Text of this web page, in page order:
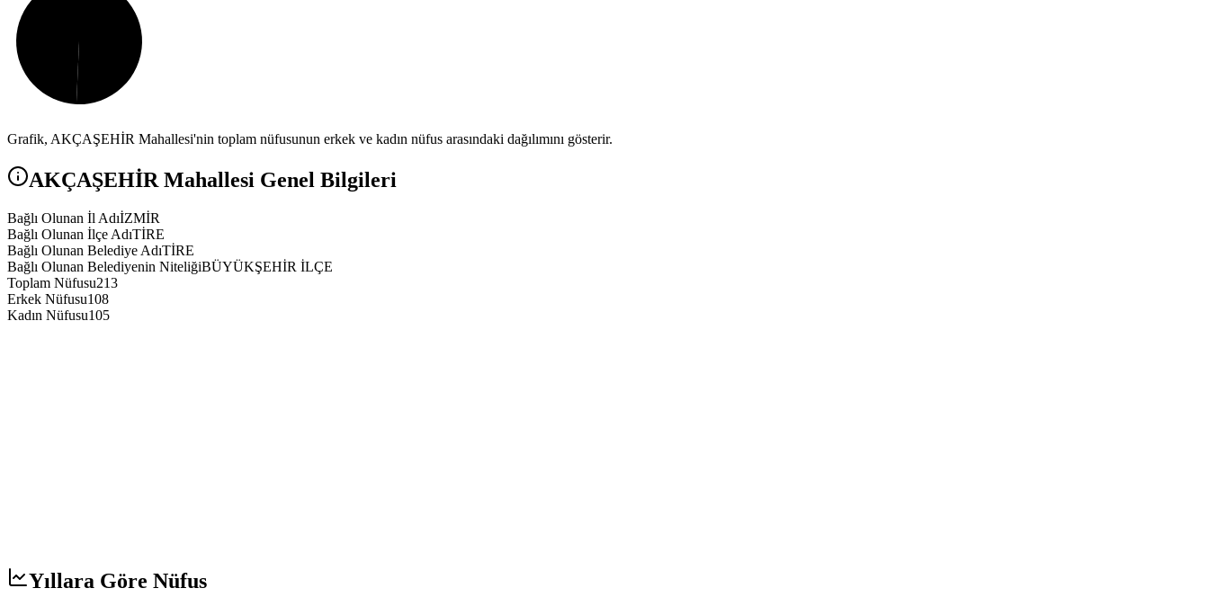
Grafik, AKÇAŞEHİR Mahallesi'nin toplam nüfusunun erkek ve kadın nüfus arasındaki dağılımını gösterir.
AKÇAŞEHİR Mahallesi Genel Bilgileri
Bağlı Olunan İl AdıİZMİR
Bağlı Olunan İlçe AdıTİRE
Bağlı Olunan Belediye AdıTİRE
Bağlı Olunan Belediyenin NiteliğiBÜYÜKŞEHİR İLÇE
Toplam Nüfusu213
Erkek Nüfusu108
Kadın Nüfusu105
Yıllara Göre Nüfus